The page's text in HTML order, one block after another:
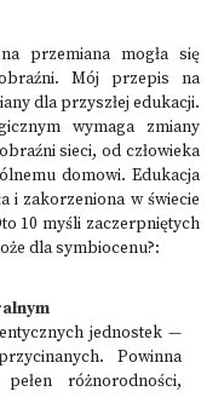
przemiana mogła się
Mój przepis na
dla przyszłej edukacji.
wymaga zmiany
sieci, od człowieka
domowi. Edukacja
i zakorzeniona w świecie
10 myśli zaczerpniętych
dla symbiocenu?:
jednostek —
Powinna
różnorodności,